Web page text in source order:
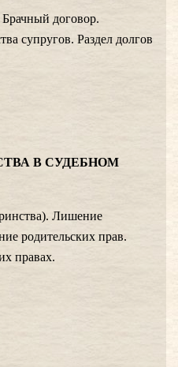
договор.
супругов. Раздел долгов
В СУДЕБНОМ
Лишение
родительских прав.
правах.